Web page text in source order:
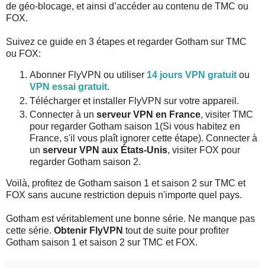
de géo-blocage, et ainsi d’accéder au contenu de TMC ou
FOX.
Suivez ce guide en 3 étapes et regarder Gotham sur TMC
ou FOX:
Abonner FlyVPN ou utiliser 14 jours VPN gratuit ou
VPN essai gratuit.
Télécharger et installer FlyVPN sur votre appareil.
Connecter à un serveur VPN en France, visiter TMC
pour regarder Gotham saison 1(Si vous habitez en
France, s'il vous plaît ignorer cette étape). Connecter à
un serveur VPN aux États-Unis, visiter FOX pour
regarder Gotham saison 2.
Voilà, profitez de Gotham saison 1 et saison 2 sur TMC et
FOX sans aucune restriction depuis n'importe quel pays.
Gotham est véritablement une bonne série. Ne manque pas
cette série. Obtenir FlyVPN tout de suite pour profiter
Gotham saison 1 et saison 2 sur TMC et FOX.